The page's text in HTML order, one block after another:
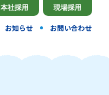
お知らせ お問い合わせ
本社採用 現場採用